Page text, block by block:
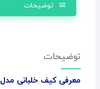
توضیحات
توضیحات
معرفی کیف خلبانی مدل Pilot association